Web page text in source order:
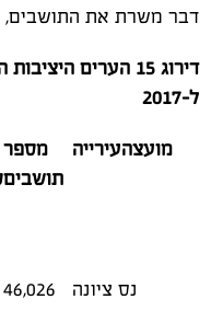
דבר משרת את התושבים,
דירוג 15 הערים
ל-2017
מועצהעירייה
מספר
תושבים
נס ציונה 46,026